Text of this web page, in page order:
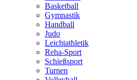
Basketball
Gymnastik
Handball
Judo
Leichtathletik
Reha-Sport
Schießsport
Turnen